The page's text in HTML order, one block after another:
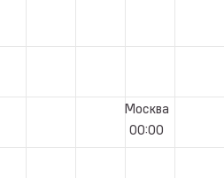
Москва
00:00